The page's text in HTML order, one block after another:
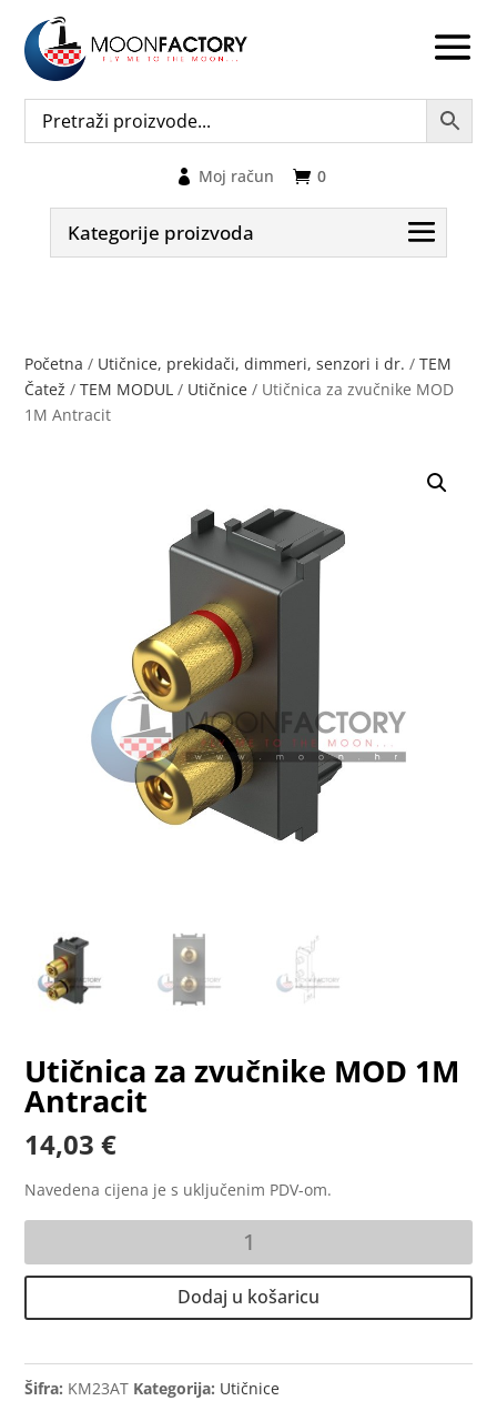
0
Moj račun
Kategorije proizvoda
Početna / Utičnice, prekidači, dimmeri, senzori i dr. /TEM
Čatež /TEM MODUL / Utičnice / Utičnica za zvučnike MOD
1M Antracit
Utičnica za zvučnike MOD 1M
Antracit
14,03€
Navedena cijena je s uključenim PDV-om.
zvučnike
Antracit
količina
Dodaj u košaricu
Šifra: KM23AT Kategorija: Utičnice